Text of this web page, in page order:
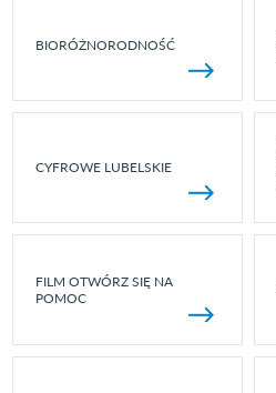
BIORÓŻNORODNOŚĆ
CYFROWE LUBELSKIE
FILM OTWÓRZ SIĘ NA
POMOC